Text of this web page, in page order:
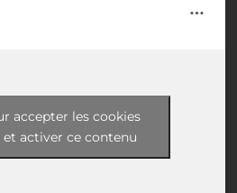
accepter les cookies
activer ce contenu